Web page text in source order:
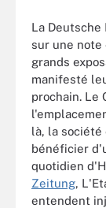
La
sur une
grands
manifesté
prochain. Le
là, la société
bénéficier
quotidien
Zeitung,
entendent